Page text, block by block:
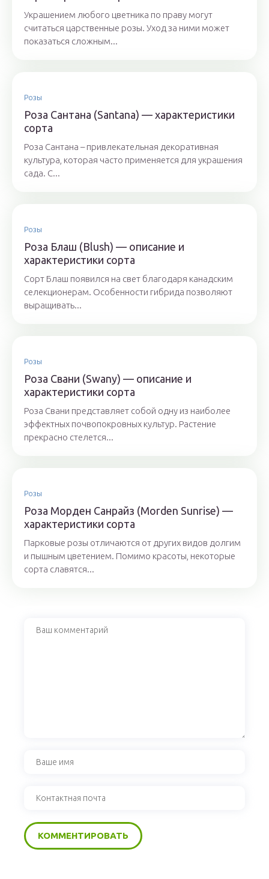
Украшением любого цветника по праву могут
считаться царственные розы. Уход за ними может
показаться сложным...
Розы
Роза Сантана (Santana) — характеристики
сорта
Роза Сантана – привлекательная декоративная
культура, которая часто применяется для украшения
сада. С...
Розы
Роза Блаш (Blush) — описание и
характеристики сорта
Сорт Блаш появился на свет благодаря канадским
селекционерам. Особенности гибрида позволяют
выращивать...
Розы
Роза Свани (Swany) — описание и
характеристики сорта
Роза Свани представляет собой одну из наиболее
эффектных почвопокровных культур. Растение
прекрасно стелется...
Розы
Роза Морден Санрайз (Morden Sunrise) —
характеристики сорта
Парковые розы отличаются от других видов долгим
и пышным цветением. Помимо красоты, некоторые
сорта славятся...